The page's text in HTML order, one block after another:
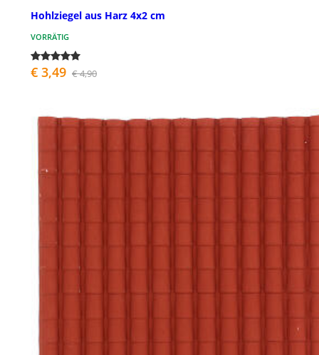
Hohlziegel aus Harz 4x2 cm
VORRÄTIG
€ 3,49 € 4,90